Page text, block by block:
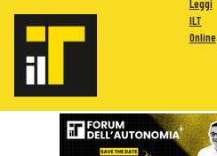
Leggi
ILT
Online